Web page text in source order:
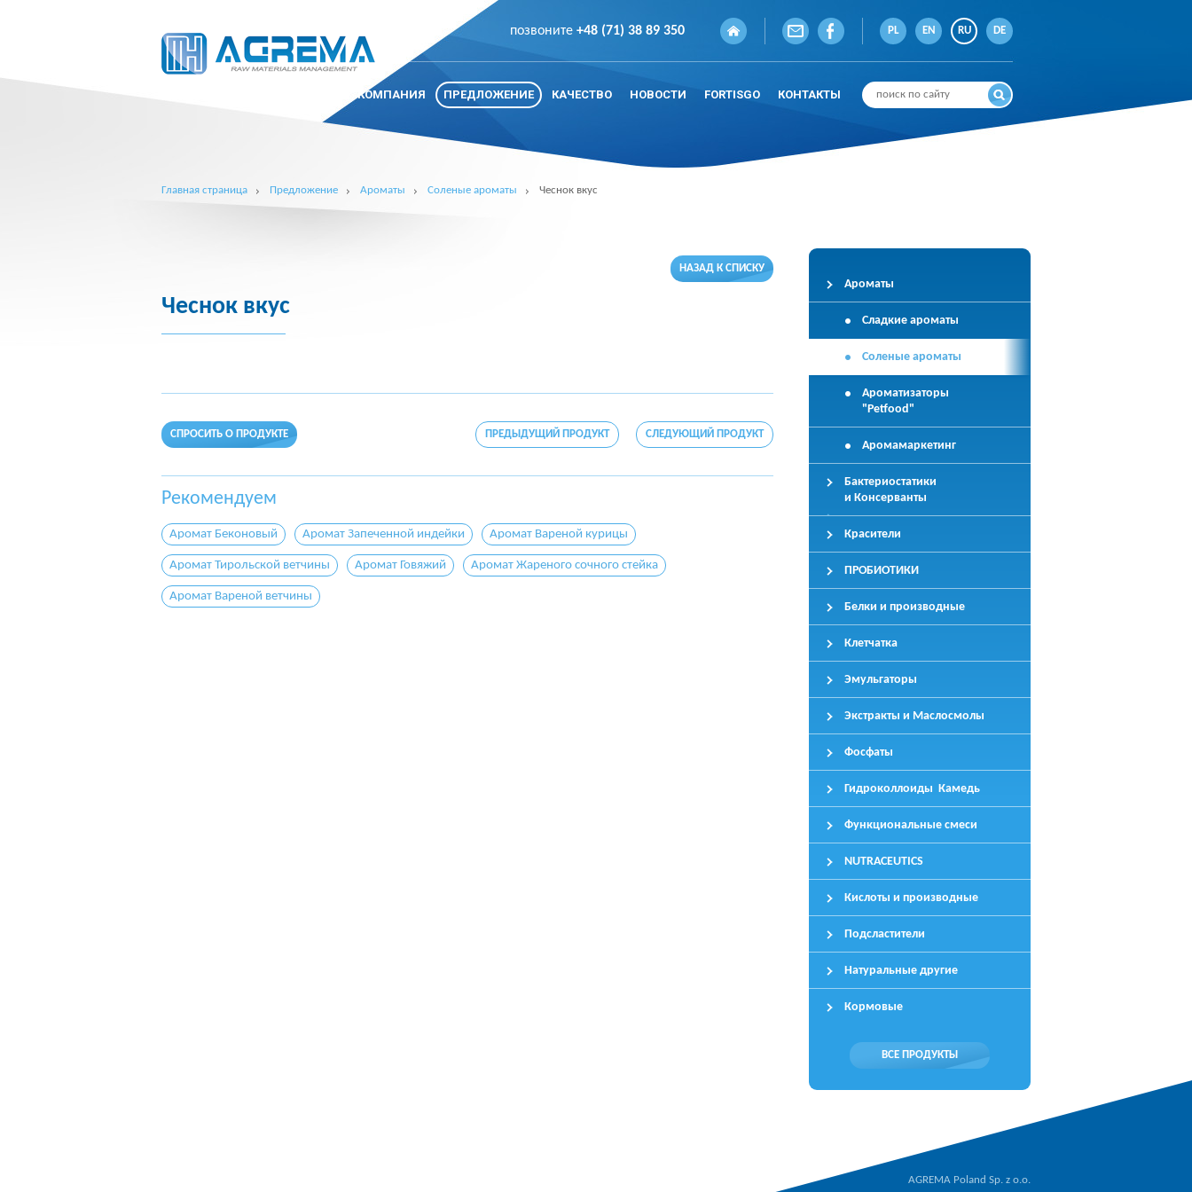
позвоните +48 (71) 38 89 350 PL EN RU DE
КОМПАНИЯ ПРЕДЛОЖЕНИЕ КАЧЕСТВО НОВОСТИ FORTISGO КОНТАКТЫ
Главная страница Предложение Ароматы Соленые ароматы Чеснок вкус
Ароматы
Сладкие ароматы
Соленые ароматы
Ароматизаторы
"Petfood"
Аромамаркетинг
Бактериостатики
и Консерванты
Красители
ПРОБИОТИКИ
Белки и производные
Клетчатка
Эмульгаторы
Экстракты и Маслосмолы
Фосфаты
Гидроколлоиды Камедь
Функциональные смеси
NUTRACEUTICS
Кислоты и производные
Подсластители
Натуральные другие
Кормовые
ВСЕ ПРОДУКТЫ
НАЗАД К СПИСКУ
Чеснок вкус
СПРОСИТЬ О ПРОДУКТЕ ПРЕДЫДУЩИЙ ПРОДУКТ СЛЕДУЮЩИЙ ПРОДУКТ
Рекомендуем
Аромат Беконовый Аромат Запеченной индейки Аромат Вареной курицы
Аромат Тирольской ветчины Аромат Говяжий Аромат Жареного сочного стейка
Аромат Вареной ветчины
AGREMA Poland Sp. z o.o.